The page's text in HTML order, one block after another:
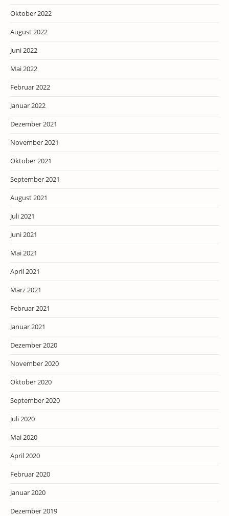
Oktober 2022
August 2022
Juni 2022
Mai 2022
Februar 2022
Januar 2022
Dezember 2021
November 2021
Oktober 2021
September 2021
August 2021
Juli 2021
Juni 2021
Mai 2021
April 2021
März 2021
Februar 2021
Januar 2021
Dezember 2020
November 2020
Oktober 2020
September 2020
Juli 2020
Mai 2020
April 2020
Februar 2020
Januar 2020
Dezember 2019